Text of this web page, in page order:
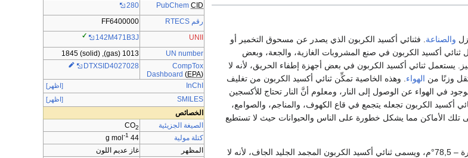
PubChem CID
280
رقم RTECS
FF6400000
UNII
142M471B3J
UN number
1013 (gas), 1845 (solid)
CompTox
Dashboard (EPA)
DTXSID4027028
InChI [اظهر]
SMILES [اظهر]
الخصائص
الصيغة الجزيئية
CO2
كتلة مولية 44 g mol
-1
المظهر
غاز عديم اللون
والصناعة. فثنائي أكسيد الكربون الذي يصدر عن مسحوق التخمير أو
ثنائي أكسيد الكربون في صنع المشروبات الغازية، والجعة، وبعض
يستعمل ثنائي أكسيد الكربون في بعض أجهزة إطفاء الحريق، لأنه لا
وزنًا من الهواء. وهذه الخاصية تمكِّن ثنائي أكسيد الكربون من تغليف
في الهواء عن الوصول إلى النار، ومعلوم أنَّ النار تحتاج للأكسجين
أكسيد الكربون تجعله يتجمع في قاع الكهوف، والمناجم، والصوامع،
تلك الأماكن مما يشكل خطورة على الناس والحيوانات حيث لا تستطيع
يتجمد ثنائي أكسيد الكربون في درجة حرارة – 78,5°م، ويسمى ثنائي أكسيد الكربون المجمد الجليد الجاف، لأنه لا